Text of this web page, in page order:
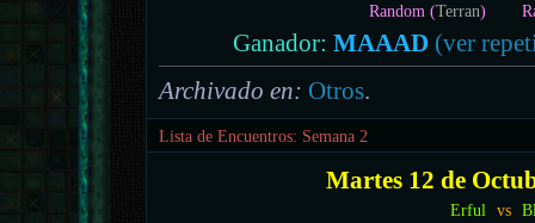
Random (Terran)
Ganador: MAAAD(ver
Archivado en: Otros.
Lista de Encuentros: Semana 2
Martes 12 de
Erful vs